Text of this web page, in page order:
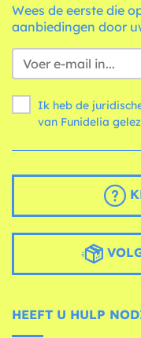
Wees de eerste die
aanbiedingen door
Ik heb de
van Funidelia
HEEFT U HULP